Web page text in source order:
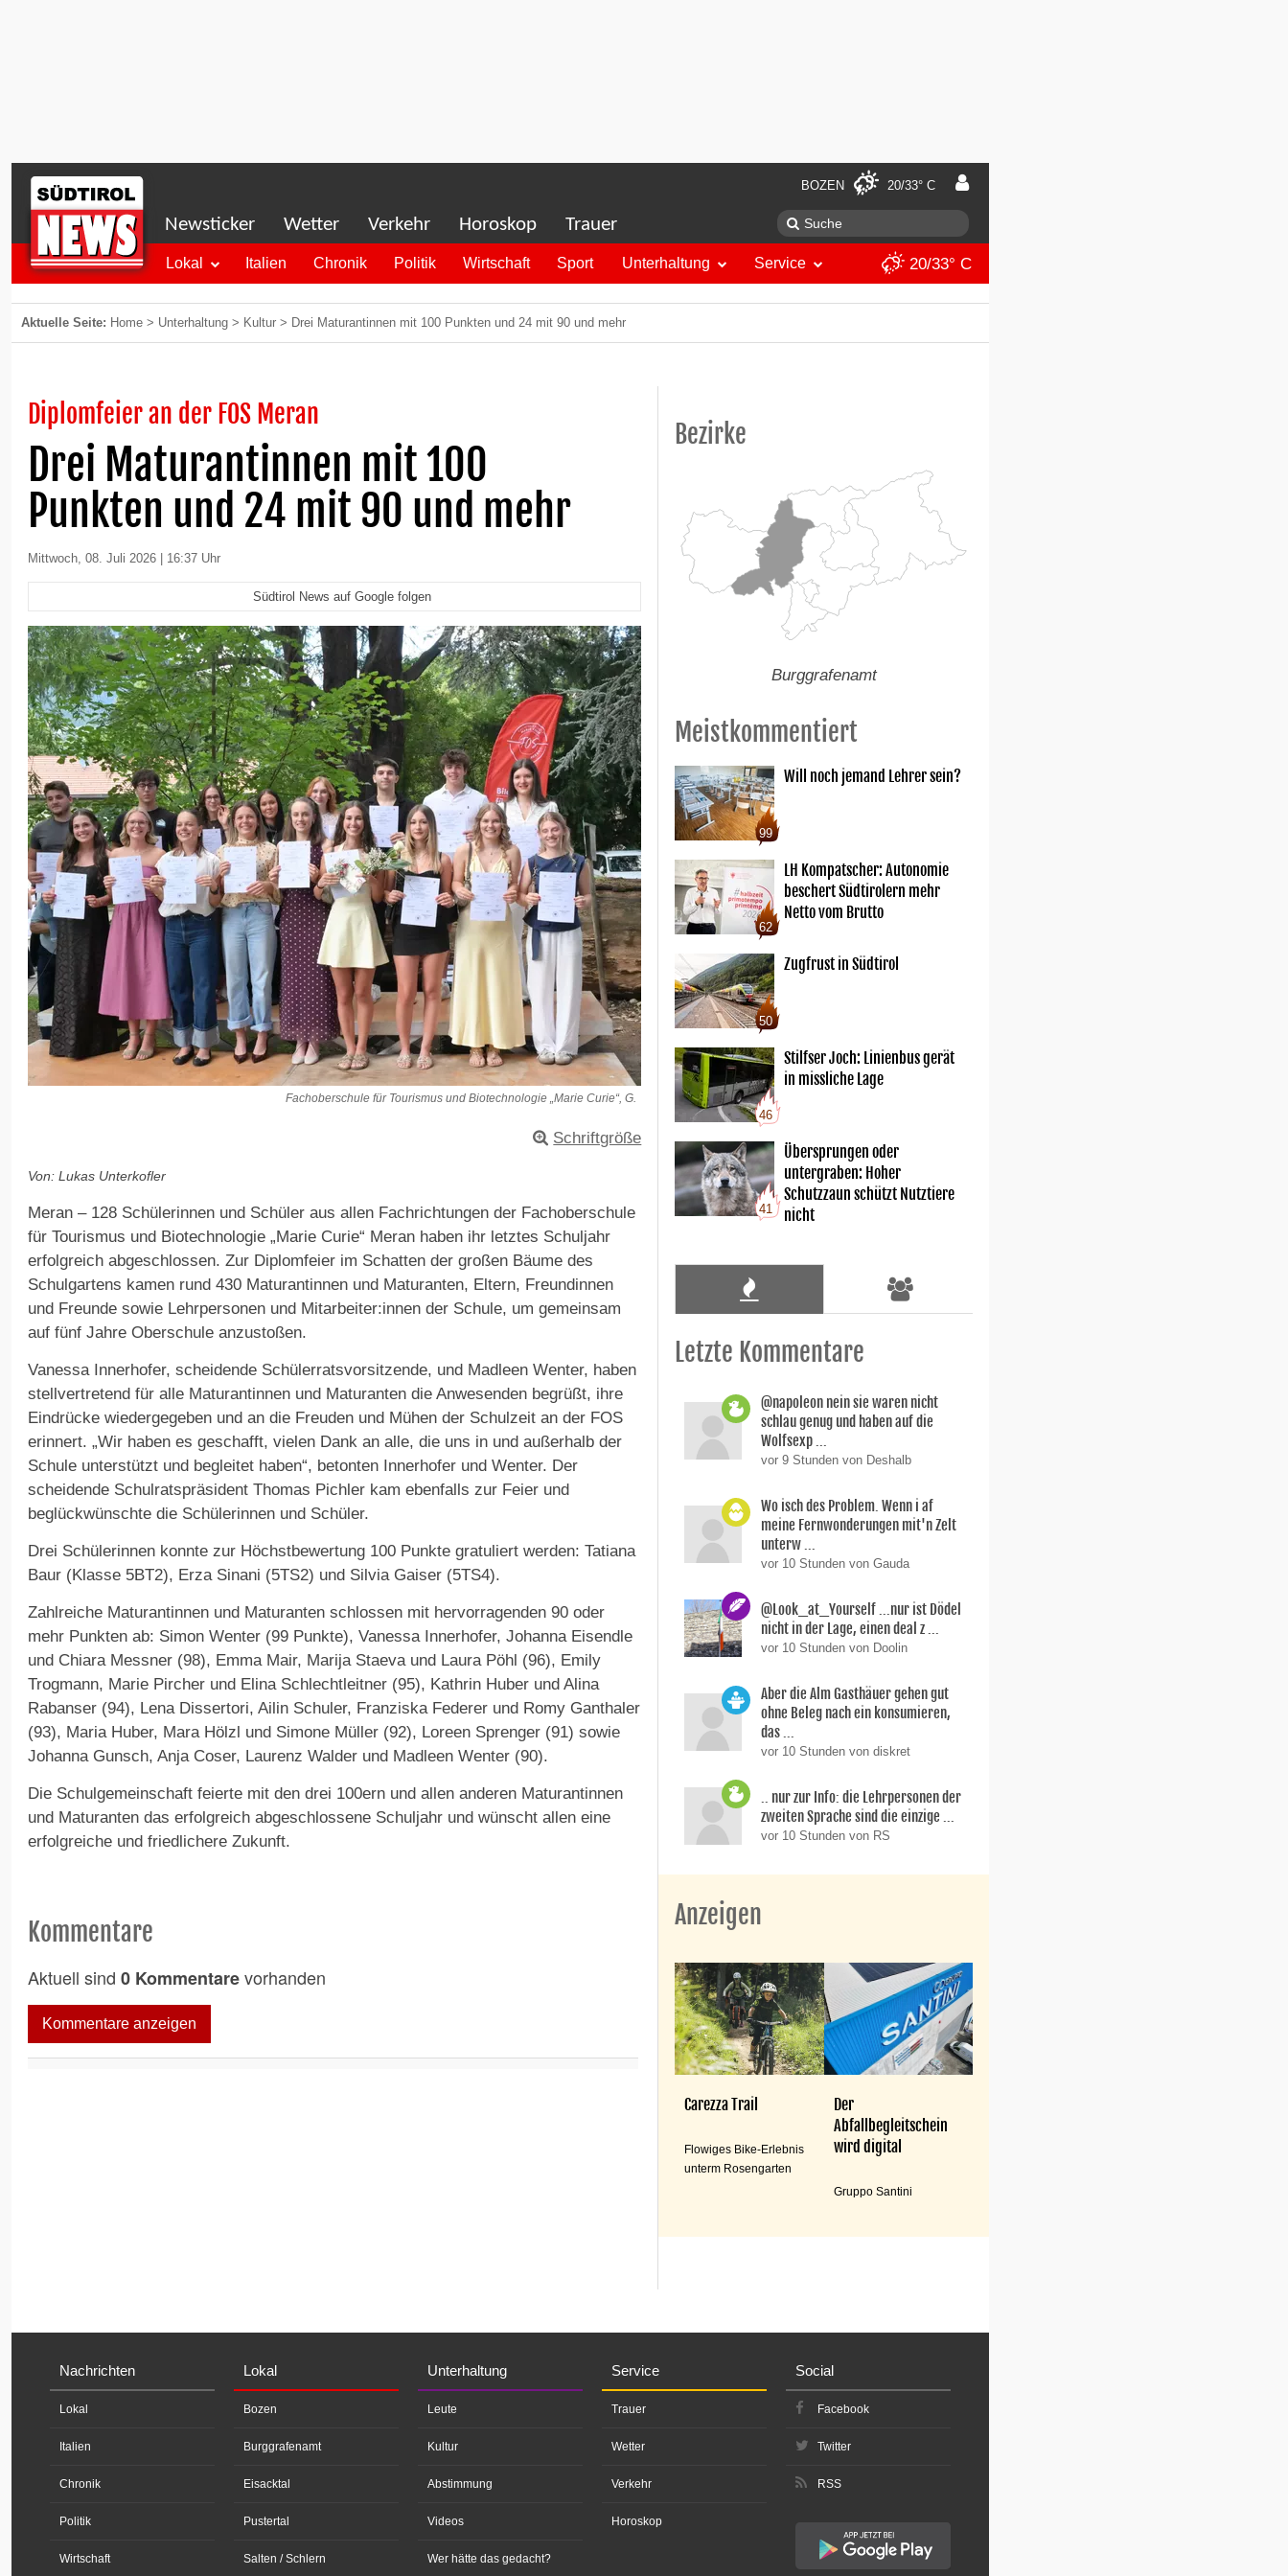
BOZEN 20/33° C
Newsticker Wetter Verkehr Horoskop Trauer
Lokal Italien Chronik Politik Wirtschaft Sport Unterhaltung Service 20/33° C
Aktuelle Seite: Home > Unterhaltung > Kultur > Drei Maturantinnen mit 100 Punkten und 24 mit 90 und mehr
Diplomfeier an der FOS Meran
Drei Maturantinnen mit 100
Punkten und 24 mit 90 und mehr
Mittwoch, 08. Juli 2026 | 16:37 Uhr
Südtirol News auf Google folgen
Fachoberschule für Tourismus und Biotechnologie „Marie Curie“, G.
Schriftgröße
Von: Lukas Unterkofler
Meran – 128 Schülerinnen und Schüler aus allen Fachrichtungen der Fachoberschule
für Tourismus und Biotechnologie „Marie Curie“ Meran haben ihr letztes Schuljahr
erfolgreich abgeschlossen. Zur Diplomfeier im Schatten der großen Bäume des
Schulgartens kamen rund 430 Maturantinnen und Maturanten, Eltern, Freundinnen
und Freunde sowie Lehrpersonen und Mitarbeiter:innen der Schule, um gemeinsam
auf fünf Jahre Oberschule anzustoßen.
Vanessa Innerhofer, scheidende Schülerratsvorsitzende, und Madleen Wenter, haben
stellvertretend für alle Maturantinnen und Maturanten die Anwesenden begrüßt, ihre
Eindrücke wiedergegeben und an die Freuden und Mühen der Schulzeit an der FOS
erinnert. „Wir haben es geschafft, vielen Dank an alle, die uns in und außerhalb der
Schule unterstützt und begleitet haben“, betonten Innerhofer und Wenter. Der
scheidende Schulratspräsident Thomas Pichler kam ebenfalls zur Feier und
beglückwünschte die Schülerinnen und Schüler.
Drei Schülerinnen konnte zur Höchstbewertung 100 Punkte gratuliert werden: Tatiana
Baur (Klasse 5BT2), Erza Sinani (5TS2) und Silvia Gaiser (5TS4).
Zahlreiche Maturantinnen und Maturanten schlossen mit hervorragenden 90 oder
mehr Punkten ab: Simon Wenter (99 Punkte), Vanessa Innerhofer, Johanna Eisendle
und Chiara Messner (98), Emma Mair, Marija Staeva und Laura Pöhl (96), Emily
Trogmann, Marie Pircher und Elina Schlechtleitner (95), Kathrin Huber und Alina
Rabanser (94), Lena Dissertori, Ailin Schuler, Franziska Federer und Romy Ganthaler
(93), Maria Huber, Mara Hölzl und Simone Müller (92), Loreen Sprenger (91) sowie
Johanna Gunsch, Anja Coser, Laurenz Walder und Madleen Wenter (90).
Die Schulgemeinschaft feierte mit den drei 100ern und allen anderen Maturantinnen
und Maturanten das erfolgreich abgeschlossene Schuljahr und wünscht allen eine
erfolgreiche und friedlichere Zukunft.
Kommentare
Aktuell sind 0 Kommentarevorhanden
Kommentare anzeigen
Bezirke
Burggrafenamt
Meistkommentiert
99
Will noch jemand Lehrer sein?
62
LH Kompatscher: Autonomie
beschert Südtirolern mehr
Netto vom Brutto
50
Zugfrust in Südtirol
46
Stilfser Joch: Linienbus gerät
in missliche Lage
41
Übersprungen oder
untergraben: Hoher
Schutzzaun schützt Nutztiere
nicht
Letzte Kommentare
@napoleon nein sie waren nicht
schlau genug und haben auf die
Wolfsexp ...
vor 9 Stunden von Deshalb
Wo isch des Problem. Wenn i af
meine Fernwonderungen mit'n Zelt
unterw ...
vor 10 Stunden von Gauda
@Look_at_Yourself ...nur ist Dödel
nicht in der Lage, einen deal z ...
vor 10 Stunden von Doolin
Aber die Alm Gasthäuer gehen gut
ohne Beleg nach ein konsumieren,
das ...
vor 10 Stunden von diskret
.. nur zur Info: die Lehrpersonen der
zweiten Sprache sind die einzige ...
vor 10 Stunden von RS
Anzeigen
Carezza Trail
Flowiges Bike-Erlebnis
unterm Rosengarten
Der
Abfallbegleitschein
wird digital
Gruppo Santini
Nachrichten
Lokal
Italien
Chronik
Politik
Wirtschaft
Lokal
Bozen
Burggrafenamt
Eisacktal
Pustertal
Salten / Schlern
Unterhaltung
Leute
Kultur
Abstimmung
Videos
Wer hätte das gedacht?
Service
Trauer
Wetter
Verkehr
Horoskop
Social
Facebook
Twitter
RSS